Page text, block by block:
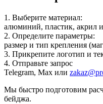
1. Выберите материал:
алюминий, пластик, акрил
2. Определите параметры:
размер и тип крепления
3. Прикрепите логотип и
4. Отправьте запрос
Telegram, Max или
Мы быстро подготовим
бейджа.